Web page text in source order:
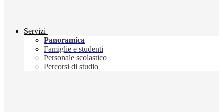
Servizi
Panoramica
Famiglie e studenti
Personale scolastico
Percorsi di studio